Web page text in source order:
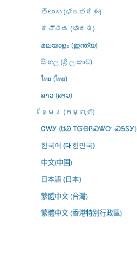
తెలుగు (భారతదేశం)
ಕನ್ನಡ (ಭಾರತ)
മലയാളം (ഇന്ത്യ)
සිංහල (ශ්‍රී ලංකාව)
ไทย (ไทย)
ລາວ (ລາວ)
ខ្មែរ (កម្ពុជា)
ᏣᎳᎩ (ᏌᏊ ᎢᏳᎾᎵᏍᏔᏅ ᏍᎦᏚᎩ)
한국어 (대한민국)
中文(中国)
日本語 (日本)
繁體中文 (台灣)
繁體中文 (香港特別行政區)